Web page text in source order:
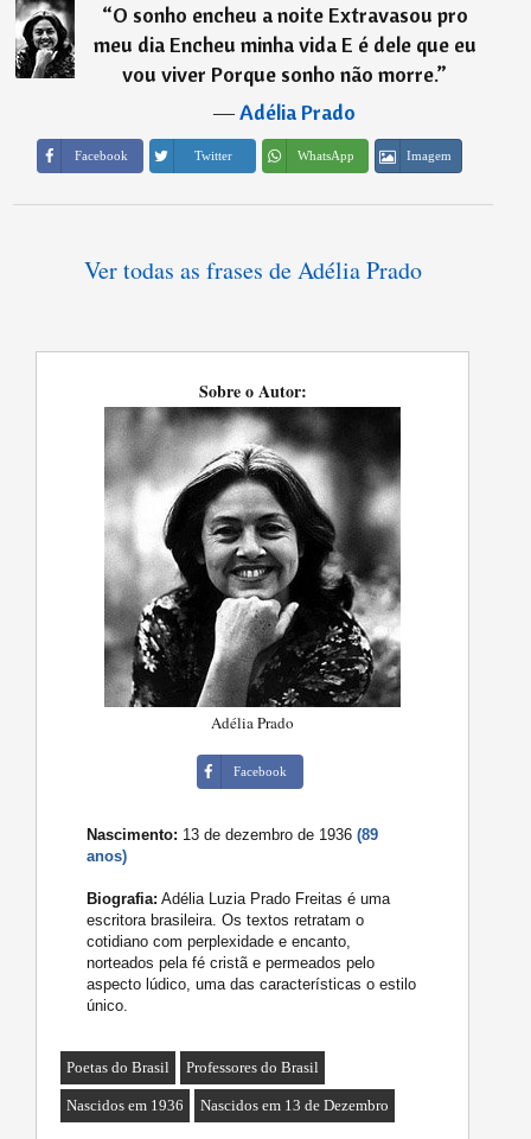
“O sonho encheu a noite Extravasou pro
meu dia Encheu minha vida E é dele que eu
vou viver Porque sonho não morre.”
―Adélia Prado
Facebook Twitter WhatsApp Imagem
Ver todas as frases de Adélia Prado
Sobre o Autor:
Adélia Prado
Facebook
Nascimento: 13 de dezembro de 1936(89
anos)
Biografia: Adélia Luzia Prado Freitas é uma
escritora brasileira. Os textos retratam o
cotidiano com perplexidade e encanto,
norteados pela fé cristã e permeados pelo
aspecto lúdico, uma das características o estilo
único.
Poetas do Brasil Professores do Brasil
Nascidos em 1936 Nascidos em 13 de Dezembro